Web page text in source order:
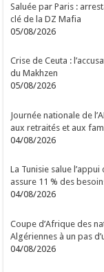
Saluée par Paris :
clé de la DZ Mafia
05/08/2026
Crise de Ceuta :
du Makhzen
05/08/2026
Journée nationale de
aux retraités et aux
04/08/2026
La Tunisie salue
assure 11 % des
04/08/2026
Coupe d’Afrique des
Algériennes à un pas
04/08/2026